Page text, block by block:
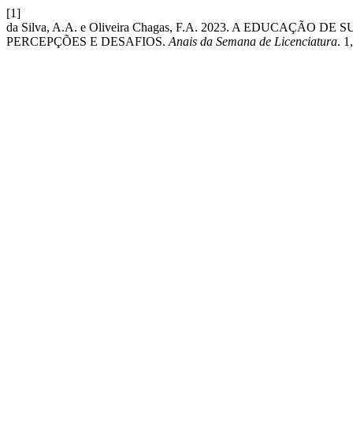
[1]
da Silva, A.A. e Oliveira Chagas, F.A. 2023. A EDUCAÇÃO
PERCEPÇÕES E DESAFIOS. Anais da Semana de Licenciatura.